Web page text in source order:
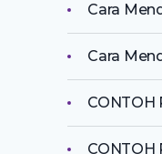
Cara
Cara
CONTOH
CONTOH